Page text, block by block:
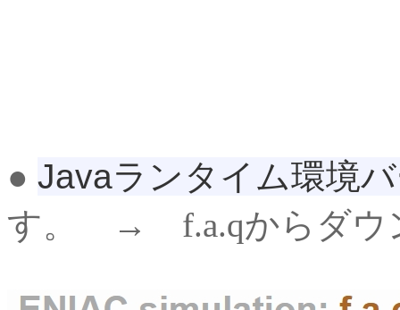
● Javaランタイム環境
す。 → f.a.qからダウ